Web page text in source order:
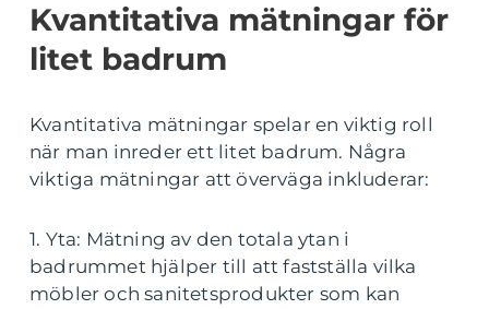
Kvantitativa mätningar för
litet badrum
Kvantitativa mätningar spelar en viktig roll
när man inreder ett litet badrum. Några
viktiga mätningar att överväga inkluderar:
1. Yta: Mätning av den totala ytan i
badrummet hjälper till att fastställa vilka
möbler och sanitetsprodukter som kan